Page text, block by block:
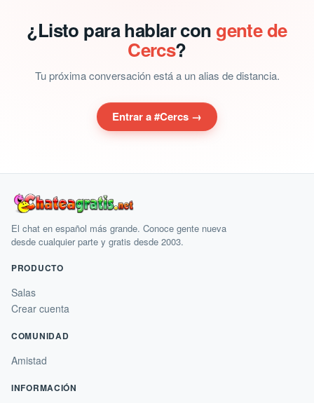
¿Listo para hablar con gente de
Cercs?
Tu próxima conversación está a un alias de distancia.
Entrar a #Cercs →
El chat en español más grande. Conoce gente nueva
desde cualquier parte y gratis desde 2003.
PRODUCTO
Salas
Crear cuenta
COMUNIDAD
Amistad
INFORMACIÓN